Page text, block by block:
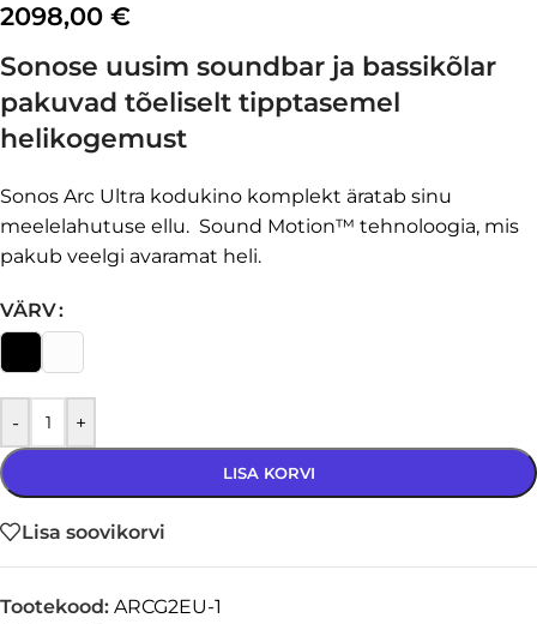
2098,00 €
Sonose uusim soundbar ja bassikõlar
pakuvad tõeliselt tipptasemel
helikogemust
Sonos Arc Ultra kodukino komplekt äratab sinu
meelelahutuse ellu. Sound Motion™ tehnoloogia, mis
pakub veelgi avaramat heli.
VÄRV
- +
LISA KORVI
Lisa soovikorvi
Tootekood: ARCG2EU-1